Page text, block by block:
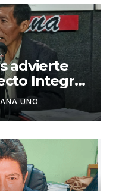
advierte
Integral
para
UNO